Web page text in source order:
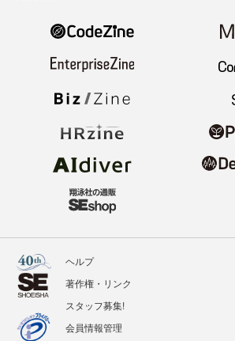
ヘルプ
著作権・リンク
スタッフ募集!
会員情報管理